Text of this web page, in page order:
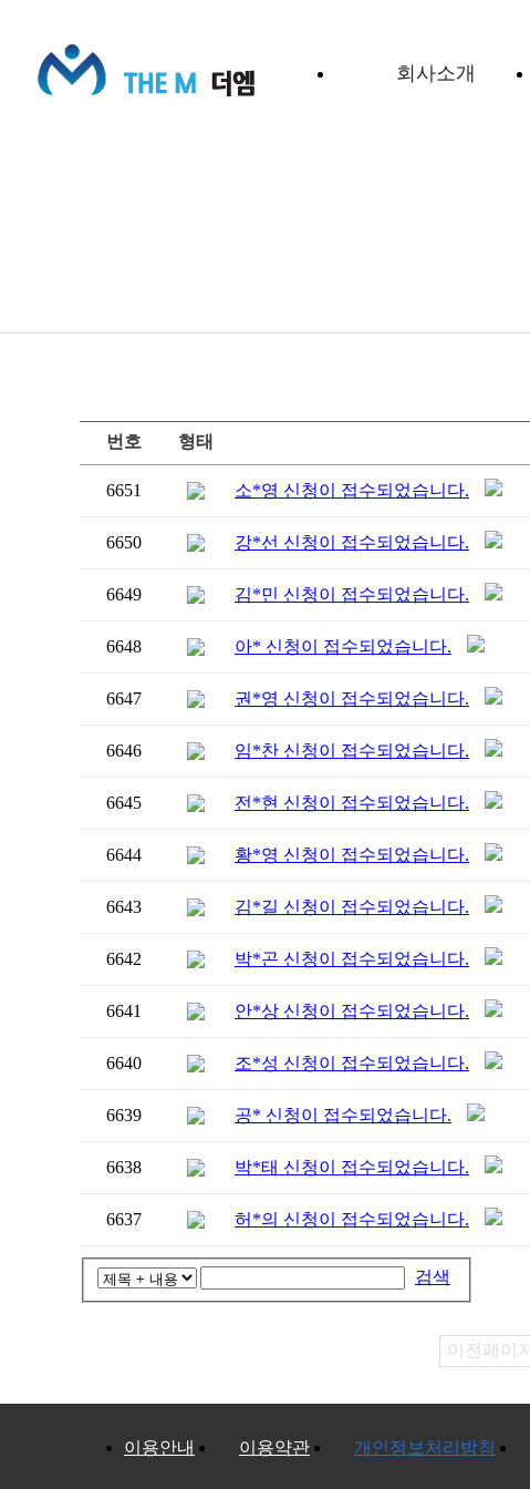
회사소개
번호
형태
6651 소*영 신청이 접수되었습니다.
6650 강*선 신청이 접수되었습니다.
6649 김*민 신청이 접수되었습니다.
6648 아* 신청이 접수되었습니다.
6647 권*영 신청이 접수되었습니다.
6646 임*찬 신청이 접수되었습니다.
6645 전*현 신청이 접수되었습니다.
6644 황*영 신청이 접수되었습니다.
6643 김*길 신청이 접수되었습니다.
6642 박*곤 신청이 접수되었습니다.
6641 안*상 신청이 접수되었습니다.
6640 조*성 신청이 접수되었습니다.
6639 공* 신청이 접수되었습니다.
6638 박*태 신청이 접수되었습니다.
6637 허*의 신청이 접수되었습니다.
검색
이전페이지
이용안내 이용약관 개인정보처리방침